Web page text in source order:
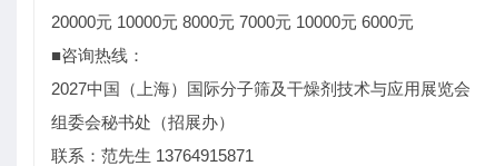
20000元 10000元 8000元 7000元 10000元 6000元
■咨询热线：
2027中国（上海）国际分子筛及干燥剂技术与应用展览会
组委会秘书处（招展办）
联系：范先生 13764915871